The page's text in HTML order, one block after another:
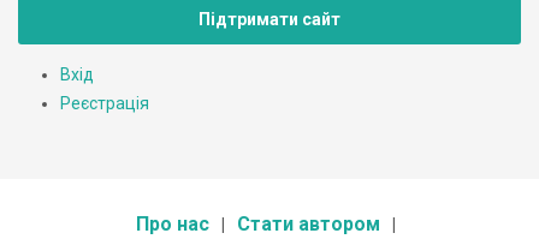
Підтримати сайт
Вхід
Реєстрація
Про нас Стати автором